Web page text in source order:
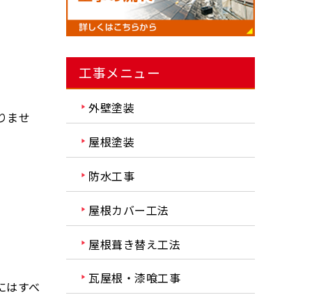
ませ
はすべ
工事メニュー
外壁塗装
屋根塗装
防水工事
屋根カバー工法
屋根葺き替え工法
瓦屋根・漆喰工事